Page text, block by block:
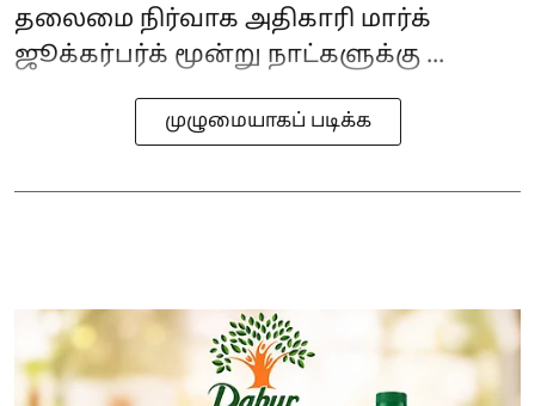
தலைமை நிர்வாக அதிகாரி மார்க்
ஜூக்கர்பர்க் மூன்று நாட்களுக்கு ...
முழுமையாகப் படிக்க